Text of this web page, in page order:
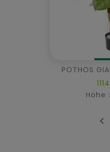
POTHOS
Höhe
